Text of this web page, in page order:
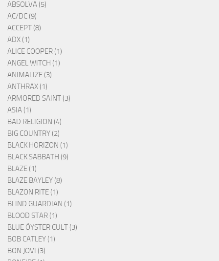
ABSOLVA (5)
AC/DC (9)
ACCEPT (8)
ADX (1)
ALICE COOPER (1)
ANGEL WITCH (1)
ANIMALIZE (3)
ANTHRAX (1)
ARMORED SAINT (3)
ASIA (1)
BAD RELIGION (4)
BIG COUNTRY (2)
BLACK HORIZON (1)
BLACK SABBATH (9)
BLAZE (1)
BLAZE BAYLEY (8)
BLAZON RITE (1)
BLIND GUARDIAN (1)
BLOOD STAR (1)
BLUE ÖYSTER CULT (3)
BOB CATLEY (1)
BON JOVI (3)